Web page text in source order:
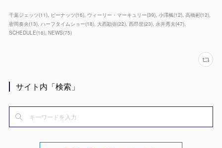
千葉ジェッツ(11) ピーナッツ(16) ウィーリー・マーキュリー(39) 小澤楓(12) 高橋彬(12)
密岡奏央(13) ハーフタイムショー(18) 大西勘弥(22) 西昂世(23) 永井秀夫(47)
SCHEDULE(16) NEWS(75)
サイト内「検索」